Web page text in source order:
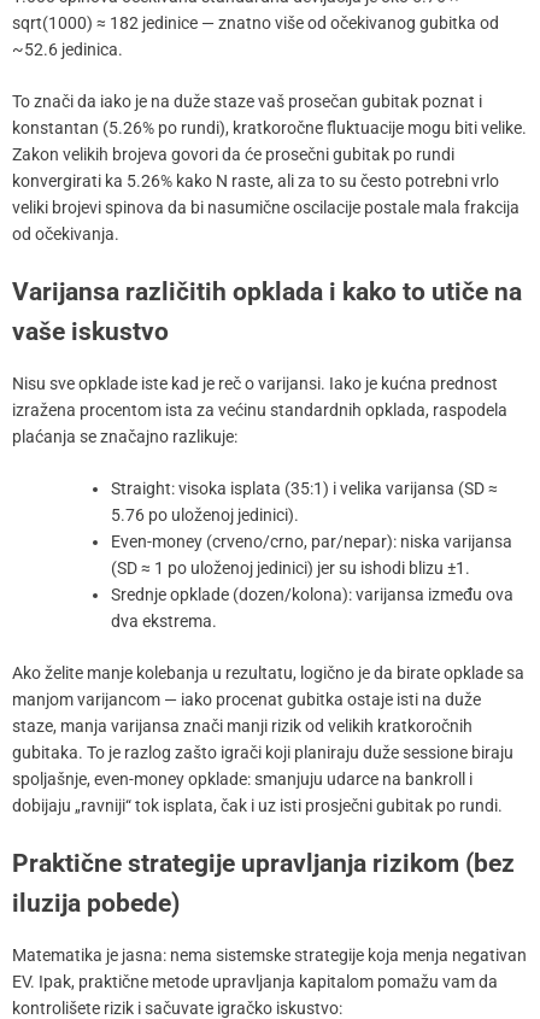
sqrt(1000) ≈ 182 jedinice — znatno više od očekivanog gubitka od
~52.6 jedinica.
To znači da iako je na duže staze vaš prosečan gubitak poznat i
konstantan (5.26% po rundi), kratkoročne fluktuacije mogu biti velike.
Zakon velikih brojeva govori da će prosečni gubitak po rundi
konvergirati ka 5.26% kako N raste, ali za to su često potrebni vrlo
veliki brojevi spinova da bi nasumične oscilacije postale mala frakcija
od očekivanja.
Varijansa različitih opklada i kako to utiče na
vaše iskustvo
Nisu sve opklade iste kad je reč o varijansi. Iako je kućna prednost
izražena procentom ista za većinu standardnih opklada, raspodela
plaćanja se značajno razlikuje:
Straight: visoka isplata (35:1) i velika varijansa (SD ≈
5.76 po uloženoj jedinici).
Even-money (crveno/crno, par/nepar): niska varijansa
(SD ≈ 1 po uloženoj jedinici) jer su ishodi blizu ±1.
Srednje opklade (dozen/kolona): varijansa između ova
dva ekstrema.
Ako želite manje kolebanja u rezultatu, logično je da birate opklade sa
manjom varijancom — iako procenat gubitka ostaje isti na duže
staze, manja varijansa znači manji rizik od velikih kratkoročnih
gubitaka. To je razlog zašto igrači koji planiraju duže sessione biraju
spoljašnje, even-money opklade: smanjuju udarce na bankroll i
dobijaju „ravniji“ tok isplata, čak i uz isti prosječni gubitak po rundi.
Praktične strategije upravljanja rizikom (bez
iluzija pobede)
Matematika je jasna: nema sistemske strategije koja menja negativan
EV. Ipak, praktične metode upravljanja kapitalom pomažu vam da
kontrolišete rizik i sačuvate igračko iskustvo: